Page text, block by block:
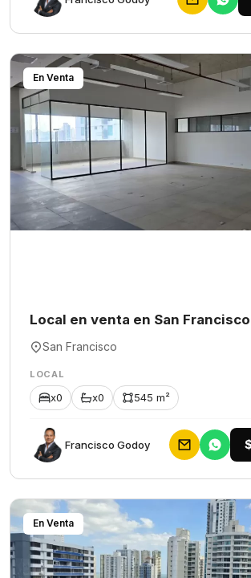
En Venta
Local en venta en San Francisco
San Francisco
LOCAL
x0 x0 545 m²
Francisco Godoy
En Venta